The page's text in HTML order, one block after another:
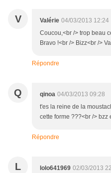
V Valérie 04/03/2013 12:24
Coucou,<br /> trop beau
Bravo !<br /> Bizz<br /> Val
Répondre
Q qinoa 04/03/2013 09:28
t'es la reine de la
cette forme ???<br /> bzz
Répondre
L lolo641969 02/03/2013